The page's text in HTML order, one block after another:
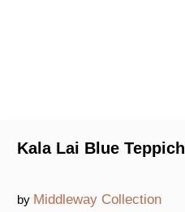
Kala Lai Blue Teppich
by Middleway Collection